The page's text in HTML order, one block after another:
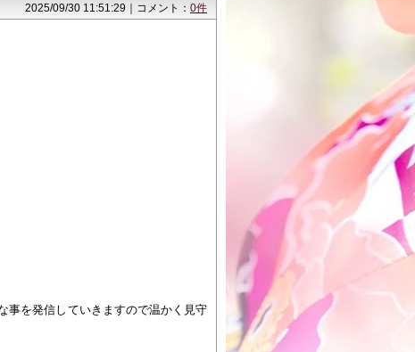
2025/09/30 11:51:29｜コメント： 0件
を発信していきますので温かく見守